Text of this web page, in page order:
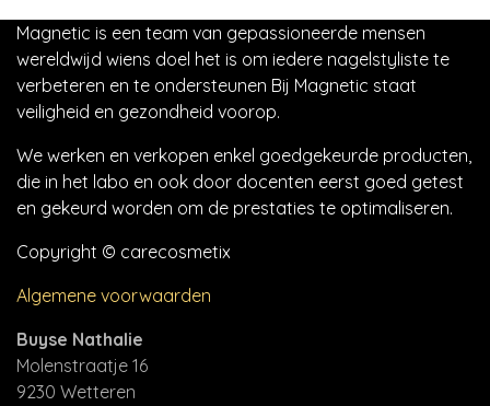
Magnetic is een team van gepassioneerde mensen
wereldwijd wiens doel het is om iedere nagelstyliste te
verbeteren en te ondersteunen Bij Magnetic staat
veiligheid en gezondheid voorop.
We werken en verkopen enkel goedgekeurde producten,
die in het labo en ook door docenten eerst goed getest
en gekeurd worden om de prestaties te optimaliseren.
Copyright © carecosmetix
Algemene voorwaarden
Buyse Nathalie
Molenstraatje 16
9230 Wetteren